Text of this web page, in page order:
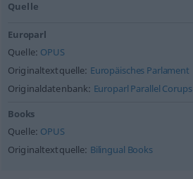
Quelle
Europarl
Quelle: OPUS
Originaltextquelle: Europäisches Parlament
Originaldatenbank: Europarl Parallel Corups
Books
Quelle: OPUS
Originaltextquelle: Bilingual Books